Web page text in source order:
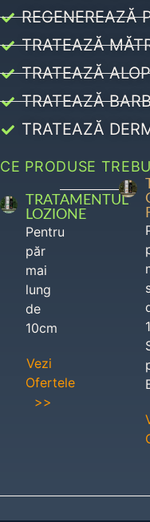
REGENEREAZĂ
TRATEAZĂ
TRATEAZĂ
TRATEAZĂ
TRATEAZĂ
CE PRODUSE
TRATAMENTUL
LOZIONE
Pentru
păr
mai
lung
de
10cm
Vezi
Ofertele
>>